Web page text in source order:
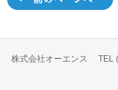
株式会社オーエンス TEL